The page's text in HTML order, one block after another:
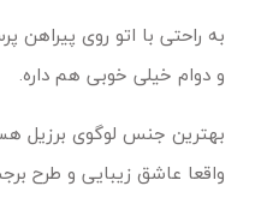
به راحتی با اتو روی
و دوام خیلی خوبی هم داره.
بهترین جنس لوگوی برزیل
واقعا عاشق زیبایی و طرح